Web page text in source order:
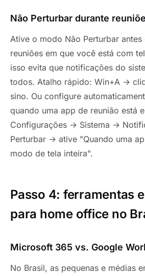
Não Perturbar durante
Ative o modo Não Perturbar antes
reuniões em que você está com
isso evita que notificações do
todos. Atalho rápido: Win+A →
sino. Ou configure
quando uma app de reunião está
Configurações → Sistema →
Perturbar → ative "Quando uma
modo de tela inteira".
Passo 4: ferramentas
para home office no
Microsoft 365 vs. Google
No Brasil, as pequenas e médias